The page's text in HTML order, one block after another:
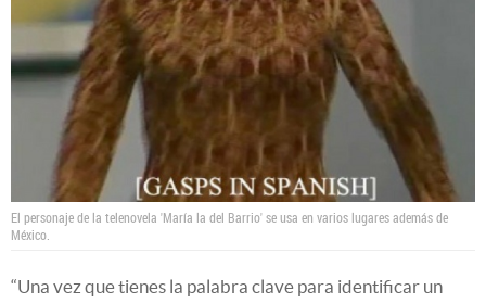
El personaje de la telenovela 'María la del Barrio' se usa en varios lugares además de
México.
“Una vez que tienes la palabra clave para identificar un